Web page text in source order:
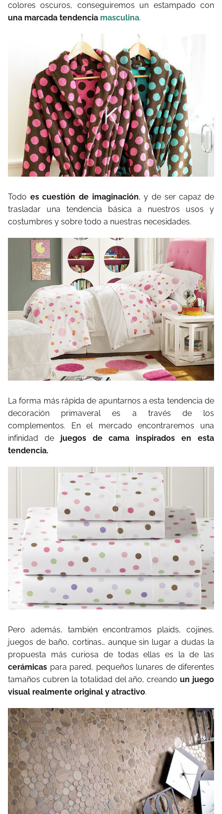
colores oscuros, conseguiremos un estampado con
una marcada tendencia masculina.
Todo es cuestión de imaginación, y de ser capaz de
trasladar una tendencia básica a nuestros usos y
costumbres y sobre todo a nuestras necesidades.
La forma más rápida de apuntarnos a esta tendencia de
decoración primaveral es a través de los
complementos. En el mercado encontraremos una
infinidad de juegos de cama inspirados en esta
tendencia.
Pero además, también encontramos plaids, cojines,
juegos de baño, cortinas… aunque sin lugar a dudas la
propuesta más curiosa de todas ellas es la de las
cerámicas para pared, pequeños lunares de diferentes
tamaños cubren la totalidad del año, creandoun juego
visual realmente original y atractivo.